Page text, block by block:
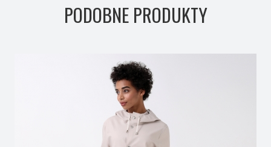
PODOBNE PRODUKTY